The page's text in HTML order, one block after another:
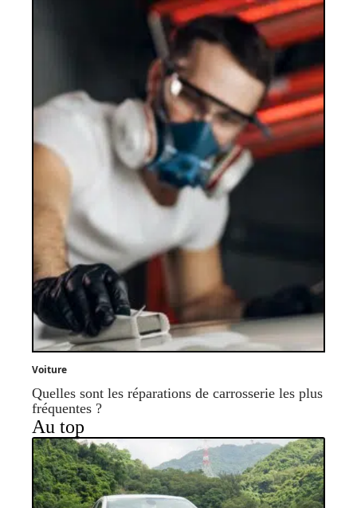
Voiture
Quelles sont les réparations de carrosserie les plus
fréquentes ?
Au top